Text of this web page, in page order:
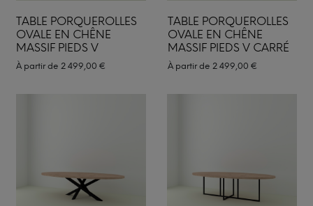
TABLE PORQUEROLLES
OVALE EN CHÊNE
MASSIF PIEDS V
À partir de 2 499,00 €
TABLE PORQUEROLLES
OVALE EN CHÊNE
MASSIF PIEDS V CARRÉ
À partir de 2 499,00 €